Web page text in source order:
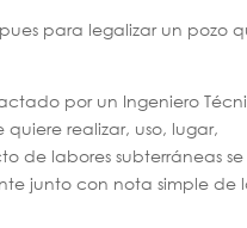
para legalizar un pozo
por un Ingeniero
realizar, uso, lugar,
de labores subterráneas se
junto con nota simple de